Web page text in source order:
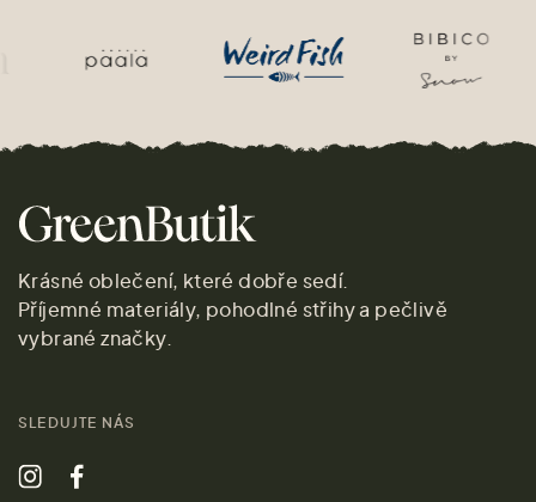
Krásné oblečení, které dobře sedí.
Příjemné materiály, pohodlné střihy a pečlivě
vybrané značky.
SLEDUJTE NÁS